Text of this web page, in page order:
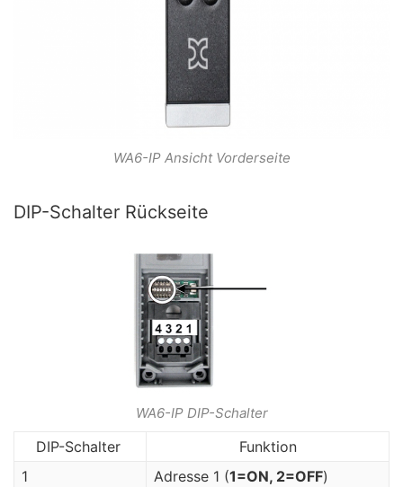
WA6-IP Ansicht Vorderseite
DIP-Schalter Rückseite
WA6-IP DIP-Schalter
DIP-Schalter
Funktion
1
Adresse 1 (1=ON, 2=OFF)